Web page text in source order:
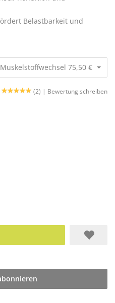
Belastbarkeit und
75,50 €
(2) | Bewertung schreiben